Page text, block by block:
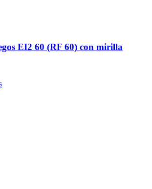
EI2 60 (RF 60) con mirilla